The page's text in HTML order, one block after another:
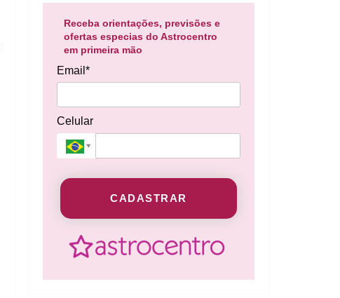
Receba orientações, previsões e
ofertas especias do Astrocentro
em primeira mão
Email*
Celular
CADASTRAR